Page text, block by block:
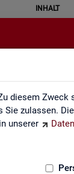
diesem Zweck
zulassen.
unserer
INHALT